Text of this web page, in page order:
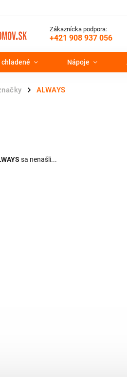
Zákaznícka podpora:
+421 908 937 056
Nápoje
/ ALWAYS
sa nenašli...